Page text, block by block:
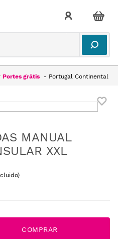
Portes grátis - Portugal Continental
MANUAL
XXL
COMPRAR